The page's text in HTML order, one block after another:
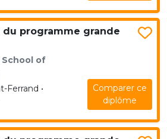
du programme grande
of
Ferrand •
Comparer ce
diplôme